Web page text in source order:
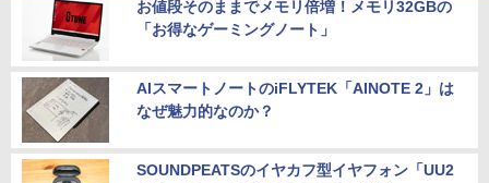
お値段そのままでメモリ倍増！メモリ32GBの
「お得なゲーミングノート」
AIスマートノートのiFLYTEK「AINOTE 2」は
なぜ魅力的なのか？
SOUNDPEATSのイヤカフ型イヤフォン「UU2